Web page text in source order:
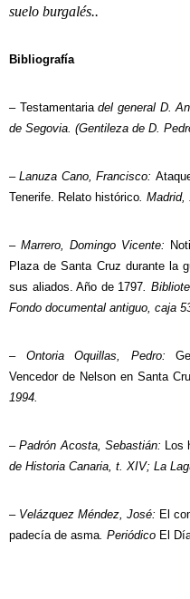
suelo burgalés..
Bibliografía
– Testamentariadel general D.
de Segovia. (Gentileza de D.
– Lanuza Cano, Francisco:
Tenerife. Relato histórico. Madrid,
– Marrero, Domingo Vicente:
Plaza de Santa Cruz durante la
sus aliados. Año de 1797.
Fondo documental antiguo, caja
– Ontoria Oquillas, Pedro:
Vencedor de Nelson en Santa
1994.
– Padrón Acosta, Sebastián: Los
de Historia Canaria, t. XIV; La
– Velázquez Méndez, José: El
padecía de asma. Periódico El